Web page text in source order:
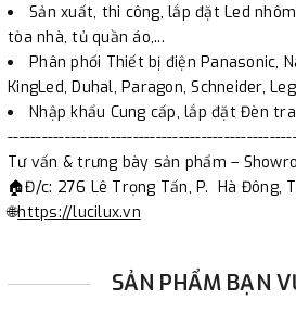
Sản xuất, thi công, lắp đặt Led
tòa nhà, tủ quần áo,...
Phân phối Thiết bị điện Panasonic,
KingLed, Duhal, Paragon, Schneider,
Nhập khẩu Cung cấp, lắp đặt Đèn
Tư vấn & trưng bày sản phẩm –
🏠Đ/c: 276 Lê Trọng Tấn, P. Hà Đông,
🌐https://lucilux.vn
SẢN PHẨM BẠN